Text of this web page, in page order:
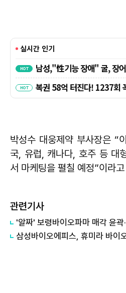
박성수 대웅제약 부사장은 “
국, 유럽, 캐나다, 호주 등 대
서 마케팅을 펼칠 예정”이라
관련기사
'알짜' 보령바이오파마 매각 윤곽
삼성바이오에피스, 휴미라 바이